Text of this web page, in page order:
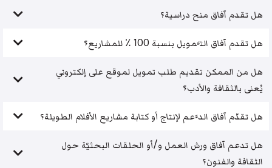
هل تقدم آفاق منح دراسية؟
هل تقدم آفاق التَّمويل بنسبة 100 ٪ للمشاريع؟
هل من الممكن تقديم طلب تمويل لموقع على إلكتروني
يُعنى بالثقافة والأدب؟
هل تقدّم آفاق الدَّعم لإنتاج أو كتابة مشاريع الأفلام الطويلة؟
هل تدعم آفاق ورش العمل و/أو الحلقات البحثيّة حول
الثقافة والفنون؟